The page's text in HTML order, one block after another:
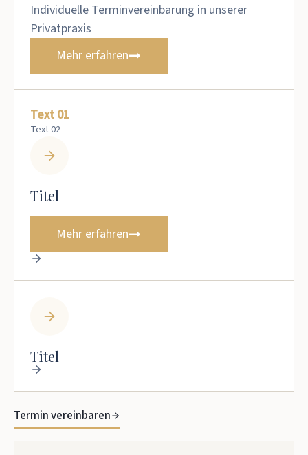
Individuelle Terminvereinbarung in unserer
Privatpraxis
Mehr erfahren
Text 01
Text 02
Titel
Mehr erfahren
Titel
Termin vereinbaren